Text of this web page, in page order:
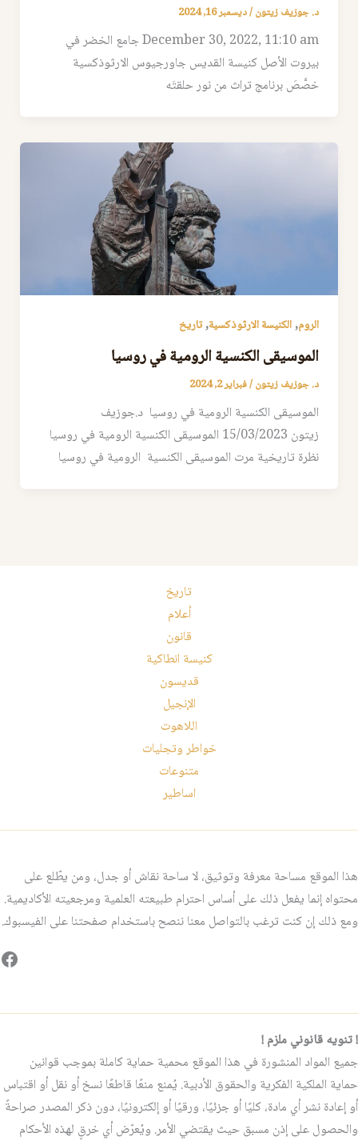
د. جوزيف زيتون/ديسمبر 16, 2024
December 30, 2022, 11:10 am جامع الخضر في
بيروت الأصل كنيسة القديس جاورجيوس الارثوذكسية
خصَّصَ برنامج تراث من نور حلقتَه
الروم,الكنيسة الارثوذكسية,تاريخ
الموسيقى الكنسية الرومية في روسيا
د. جوزيف زيتون/فبراير 2, 2024
الموسيقى الكنسية الرومية في روسيا د.جوزيف
زيتون 15/03/2023 الموسيقى الكنسية الرومية في روسيا
نظرة تاريخية مرت الموسيقى الكنسية الرومية في روسيا
تاريخ
أعلام
قانون
كنيسة انطاكية
قديسون
الإنجيل
اللاهوت
خواطر وتجليات
متنوعات
اساطير
هذا الموقع مساحة معرفة وتوثيق، لا ساحة نقاش أو جدل، ومن يطّلع على
محتواه إنما يفعل ذلك على أساس احترام طبيعته العلمية ومرجعيته الأكاديمية.
ومع ذلك إن كنت ترغب بالتواصل معنا ننصح باستخدام صفحتنا على الفيسبوك.
! تنويه قانوني ملزم !
جميع المواد المنشورة في هذا الموقع محمية حماية كاملة بموجب قوانين
حماية الملكية الفكرية والحقوق الأدبية. يُمنع منعًا قاطعًا نسخ أو نقل أو اقتباس
أو إعادة نشر أي مادة، كليًا أو جزئيًا، ورقيًا أو إلكترونيًا، دون ذكر المصدر صراحةً
والحصول على إذن مسبق حيث يقتضي الأمر. ويُعرّض أي خرقٍ لهذه الأحكام